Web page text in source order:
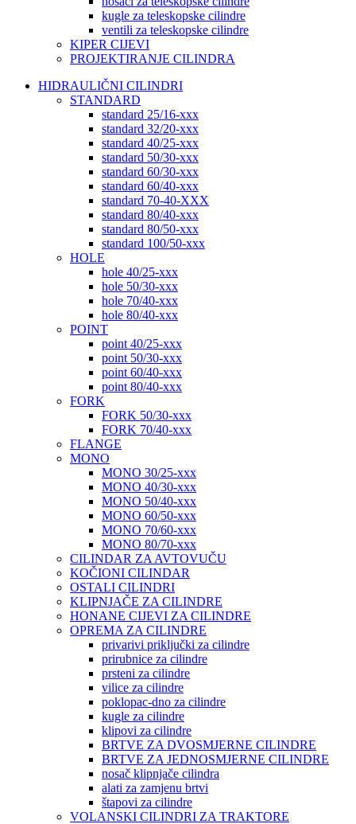
kugle za teleskopske cilindre
ventili za teleskopske cilindre
KIPER CIJEVI
PROJEKTIRANJE CILINDRA
HIDRAULIČNI CILINDRI
STANDARD
standard 25/16-xxx
standard 32/20-xxx
standard 40/25-xxx
standard 50/30-xxx
standard 60/30-xxx
standard 60/40-xxx
standard 70-40-XXX
standard 80/40-xxx
standard 80/50-xxx
standard 100/50-xxx
HOLE
hole 40/25-xxx
hole 50/30-xxx
hole 70/40-xxx
hole 80/40-xxx
POINT
point 40/25-xxx
point 50/30-xxx
point 60/40-xxx
point 80/40-xxx
FORK
FORK 50/30-xxx
FORK 70/40-xxx
FLANGE
MONO
MONO 30/25-xxx
MONO 40/30-xxx
MONO 50/40-xxx
MONO 60/50-xxx
MONO 70/60-xxx
MONO 80/70-xxx
CILINDAR ZA AVTOVUČU
KOČIONI CILINDAR
OSTALI CILINDRI
KLIPNJAČE ZA CILINDRE
HONANE CIJEVI ZA CILINDRE
OPREMA ZA CILINDRE
privarivi priključki za cilindre
prirubnice za cilindre
prsteni za cilindre
vilice za cilindre
poklopac-dno za cilindre
kugle za cilindre
klipovi za cilindre
BRTVE ZA DVOSMJERNE CILINDRE
BRTVE ZA JEDNOSMJERNE CILINDRE
nosač klipnjače cilindra
alati za zamjenu brtvi
štapovi za cilindre
VOLANSKI CILINDRI ZA TRAKTORE